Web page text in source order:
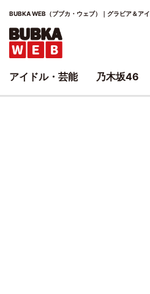
BUBKA WEB（ブブカ・ウェブ）｜グラビア＆ア
アイドル・芸能 乃木坂46